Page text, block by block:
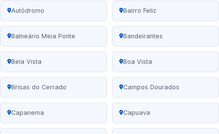
Autódromo Bairro Feliz
Balneário Meia Ponte Bandeirantes
Bela Vista Boa Vista
Brisas do Cerrado Campos Dourados
Capanema Capuava